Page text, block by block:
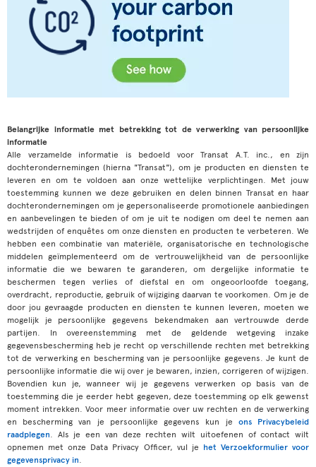
Belangrijke informatie met betrekking tot de verwerking van persoonlijke
informatie
Alle verzamelde informatie is bedoeld voor Transat A.T. inc., en zijn
dochterondernemingen (hierna "Transat"), om je producten en diensten te
leveren en om te voldoen aan onze wettelijke verplichtingen. Met jouw
toestemming kunnen we deze gebruiken en delen binnen Transat en haar
dochterondernemingen om je gepersonaliseerde promotionele aanbiedingen
en aanbevelingen te bieden of om je uit te nodigen om deel te nemen aan
wedstrijden of enquêtes om onze diensten en producten te verbeteren. We
hebben een combinatie van materiële, organisatorische en technologische
middelen geïmplementeerd om de vertrouwelijkheid van de persoonlijke
informatie die we bewaren te garanderen, om dergelijke informatie te
beschermen tegen verlies of diefstal en om ongeoorloofde toegang,
overdracht, reproductie, gebruik of wijziging daarvan te voorkomen. Om je de
door jou gevraagde producten en diensten te kunnen leveren, moeten we
mogelijk je persoonlijke gegevens bekendmaken aan vertrouwde derde
partijen. In overeenstemming met de geldende wetgeving inzake
gegevensbescherming heb je recht op verschillende rechten met betrekking
tot de verwerking en bescherming van je persoonlijke gegevens. Je kunt de
persoonlijke informatie die wij over je bewaren, inzien, corrigeren of wijzigen.
Bovendien kun je, wanneer wij je gegevens verwerken op basis van de
toestemming die je eerder hebt gegeven, deze toestemming op elk gewenst
moment intrekken. Voor meer informatie over uw rechten en de verwerking
en bescherming van je persoonlijke gegevens kun je ons Privacybeleid
raadplegen . Als je een van deze rechten wilt uitoefenen of contact wilt
opnemen met onze Data Privacy Officer, vul je het Verzoekformulier voor
gegevensprivacy in